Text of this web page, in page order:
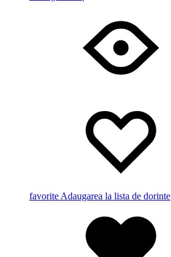
favorite Adaugarea la lista de dorinte